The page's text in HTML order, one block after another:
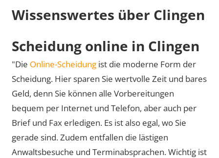
Wissenswertes über Clingen
Scheidung online in Clingen
"Die Online-Scheidung ist die moderne Form der
Scheidung. Hier sparen Sie wertvolle Zeit und bares
Geld, denn Sie können alle Vorbereitungen
bequem per Internet und Telefon, aber auch per
Brief und Fax erledigen. Es ist also egal, wo Sie
gerade sind. Zudem entfallen die lästigen
Anwaltsbesuche und Terminabsprachen. Wichtig ist